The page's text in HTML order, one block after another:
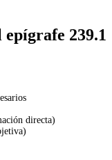
239.1
directa)